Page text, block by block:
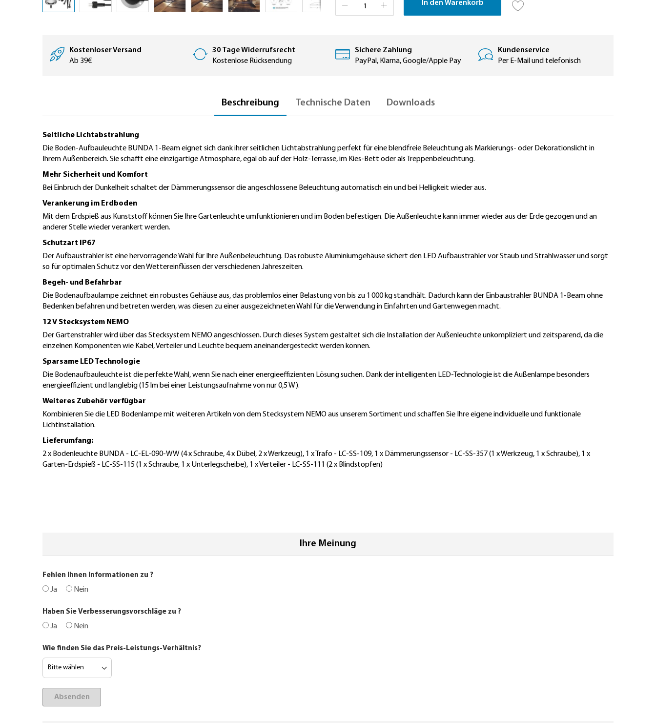
Bildergalerie
springen
In den Warenkorb
Kostenloser Versand
Ab 39€
30 Tage Widerrufsrecht
Kostenlose Rücksendung
Sichere Zahlung
PayPal, Klarna, Google/Apple Pay
Kundenservice
Per E-Mail und telefonisch
Beschreibung
Seitliche Lichtabstrahlung
Die Boden-Aufbauleuchte BUNDA 1-Beam eignet sich dank ihrer seitlichen Lichtabstrahlung perfekt für eine blendfreie Beleuchtung als Markierungs- oder Dekorationslicht in
Ihrem Außenbereich. Sie schafft eine einzigartige Atmosphäre, egal ob auf der Holz-Terrasse, im Kies-Bett oder als Treppenbeleuchtung.
Mehr Sicherheit und Komfort
Bei Einbruch der Dunkelheit schaltet der Dämmerungssensor die angeschlossene Beleuchtung automatisch ein und bei Helligkeit wieder aus.
Verankerung im Erdboden
Mit dem Erdspieß aus Kunststoff können Sie Ihre Gartenleuchte umfunktionieren und im Boden befestigen. Die Außenleuchte kann immer wieder aus der Erde gezogen und an
anderer Stelle wieder verankert werden.
Schutzart IP67
Der Aufbaustrahler ist eine hervorragende Wahl für Ihre Außenbeleuchtung. Das robuste Aluminiumgehäuse sichert den LED Aufbaustrahler vor Staub und Strahlwasser und sorgt
so für optimalen Schutz vor den Wettereinflüssen der verschiedenen Jahreszeiten.
Begeh- und Befahrbar
Die Bodenaufbaulampe zeichnet ein robustes Gehäuse aus, das problemlos einer Belastung von bis zu 1 000 kg standhält. Dadurch kann der Einbaustrahler BUNDA 1-Beam ohne
Bedenken befahren und betreten werden, was diesen zu einer ausgezeichneten Wahl für die Verwendung in Einfahrten und Gartenwegen macht.
12 V Stecksystem NEMO
Der Gartenstrahler wird über das Stecksystem NEMO angeschlossen. Durch dieses System gestaltet sich die Installation der Außenleuchte unkompliziert und zeitsparend, da die
einzelnen Komponenten wie Kabel, Verteiler und Leuchte bequem aneinandergesteckt werden können.
Sparsame LED Technologie
Die Bodenaufbauleuchte ist die perfekte Wahl, wenn Sie nach einer energieeffizienten Lösung suchen. Dank der intelligenten LED-Technologie ist die Außenlampe besonders
energieeffizient und langlebig (15 lm bei einer Leistungsaufnahme von nur 0,5 W).
Weiteres Zubehör verfügbar
Kombinieren Sie die LED Bodenlampe mit weiteren Artikeln von dem Stecksystem NEMO aus unserem Sortiment und schaffen Sie Ihre eigene individuelle und funktionale
Lichtinstallation.
Lieferumfang:
2 x Bodenleuchte BUNDA - LC-EL-090-WW (4 x Schraube, 4 x Dübel, 2 x Werkzeug), 1 x Trafo - LC-SS-109, 1 x Dämmerungssensor - LC-SS-357 (1 x Werkzeug, 1 x Schraube), 1 x
Garten-Erdspieß - LC-SS-115 (1 x Schraube, 1 x Unterlegscheibe), 1 x Verteiler - LC-SS-111 (2 x Blindstopfen)
Technische Daten Downloads
Ihre Meinung
Fehlen Ihnen Informationen zu ?
Ja Nein
Haben Sie Verbesserungsvorschläge zu ?
Ja Nein
Wie finden Sie das Preis-Leistungs-Verhältnis?
Absenden